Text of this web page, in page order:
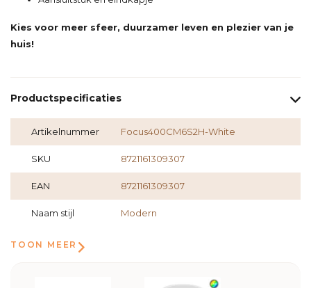
Kies voor meer sfeer, duurzamer leven en plezier van je
huis!
Productspecificaties
Artikelnummer Focus400CM6S2H-White
SKU 8721161309307
EAN 8721161309307
Naam stijl Modern
TOON MEER